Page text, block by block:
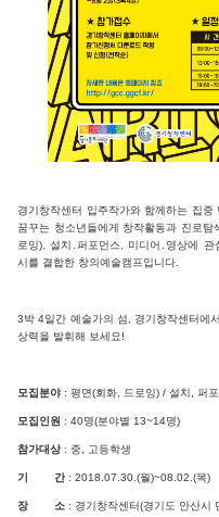
경기창작센터 입주작가와 함께하는 집중
꿈꾸는 청소년들에게 창작활동과 진로
로잉), 설치․퍼포먼스, 미디어․영상에
시를 결합한 창의예술캠프입니다.
3박 4일간 예술가의 섬, 경기창작센터에
상력을 발휘해 보세요!
모집분야 : 평면(회화, 드로잉) / 설치, 퍼
모집인원 : 40명(분야별 13~14명)
참가대상: 중, 고등학생
기 간 : 2018.07.30.(월)~08.02.(목)
장 소 : 경기창작센터(경기도 안산시